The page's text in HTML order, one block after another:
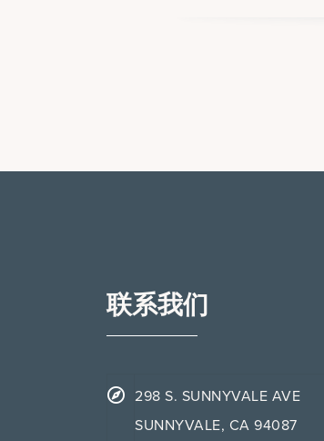
联系我们
298 S. SUNNYVALE AVE
SUNNYVALE, CA 94087